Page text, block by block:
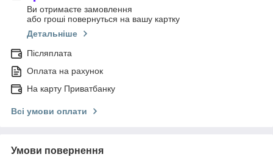
Ви отримаєте замовлення
або гроші повернуться на вашу картку
Детальніше
Післяплата
Оплата на рахунок
На карту Приватбанку
Всі умови оплати
Умови повернення